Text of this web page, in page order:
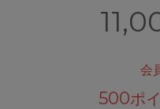
会
500ポ